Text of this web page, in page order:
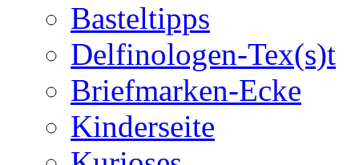
Basteltipps
Delfinologen-Tex(s)t
Briefmarken-Ecke
Kinderseite